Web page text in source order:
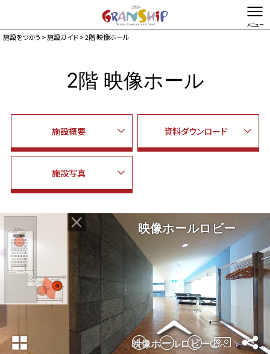
総合TOP お問い合わせ・ご意見 Foreign language
チケット購入
施設ガイド
来館案内
アクセス駐車場
お知らせ
マガジン
グランシップとは
これまでの取り組み
よくある質問
施設をつかう >施設ガイド> 2階 映像ホール
2階 映像ホール
施設概要 資料ダウンロード
施設写真